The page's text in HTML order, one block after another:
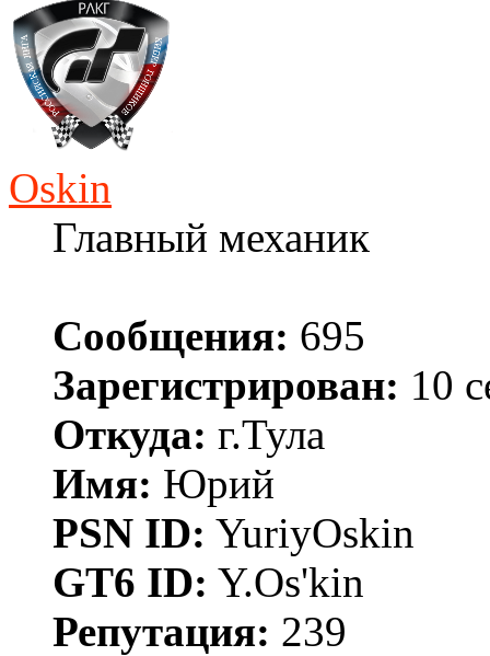
Oskin
Главный механик
Сообщения: 695
Зарегистрирован: 10
Откуда: г.Тула
Имя: Юрий
PSN ID: YuriyOskin
GT6 ID: Y.Os'kin
Репутация: 239